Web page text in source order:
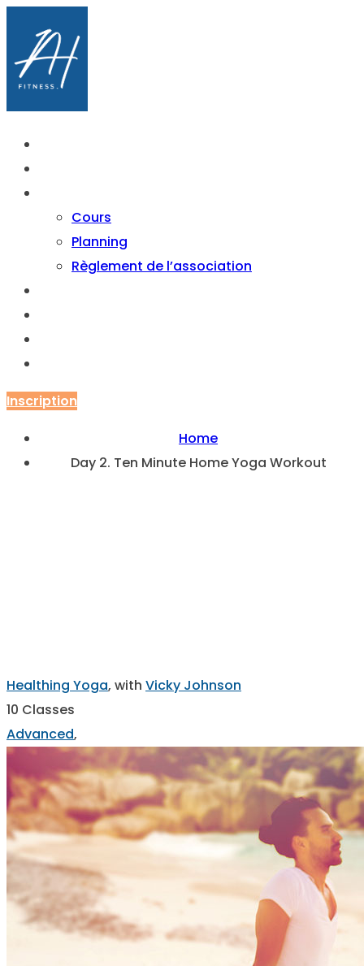
Cours
Planning
Règlement de l’association
Inscription
Home
Day 2. Ten Minute Home Yoga Workout
Healthing Yoga, with Vicky Johnson
10 Classes
Advanced,